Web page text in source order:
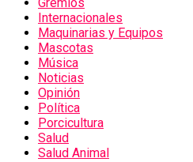
Internacionales
Maquinarias y Equipos
Mascotas
Música
Noticias
Opinión
Política
Porcicultura
Salud
Salud Animal